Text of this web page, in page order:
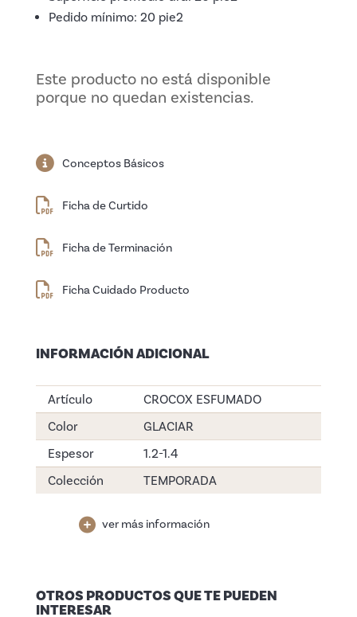
Pedido mínimo: 20 pie2
Este producto no está disponible
porque no quedan existencias.
Conceptos Básicos
Ficha de Curtido
Ficha de Terminación
Ficha Cuidado Producto
INFORMACIÓN ADICIONAL
Artículo
CROCOX ESFUMADO
Color
GLACIAR
Espesor
1.2-1.4
Colección
TEMPORADA
ver más información
OTROS PRODUCTOS QUE TE PUEDEN
INTERESAR